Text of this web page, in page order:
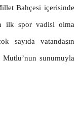
Bahçesi içerisinde
ilk spor vadisi olma
sayıda vatandaşın
Mutlu’nun sunumuyla